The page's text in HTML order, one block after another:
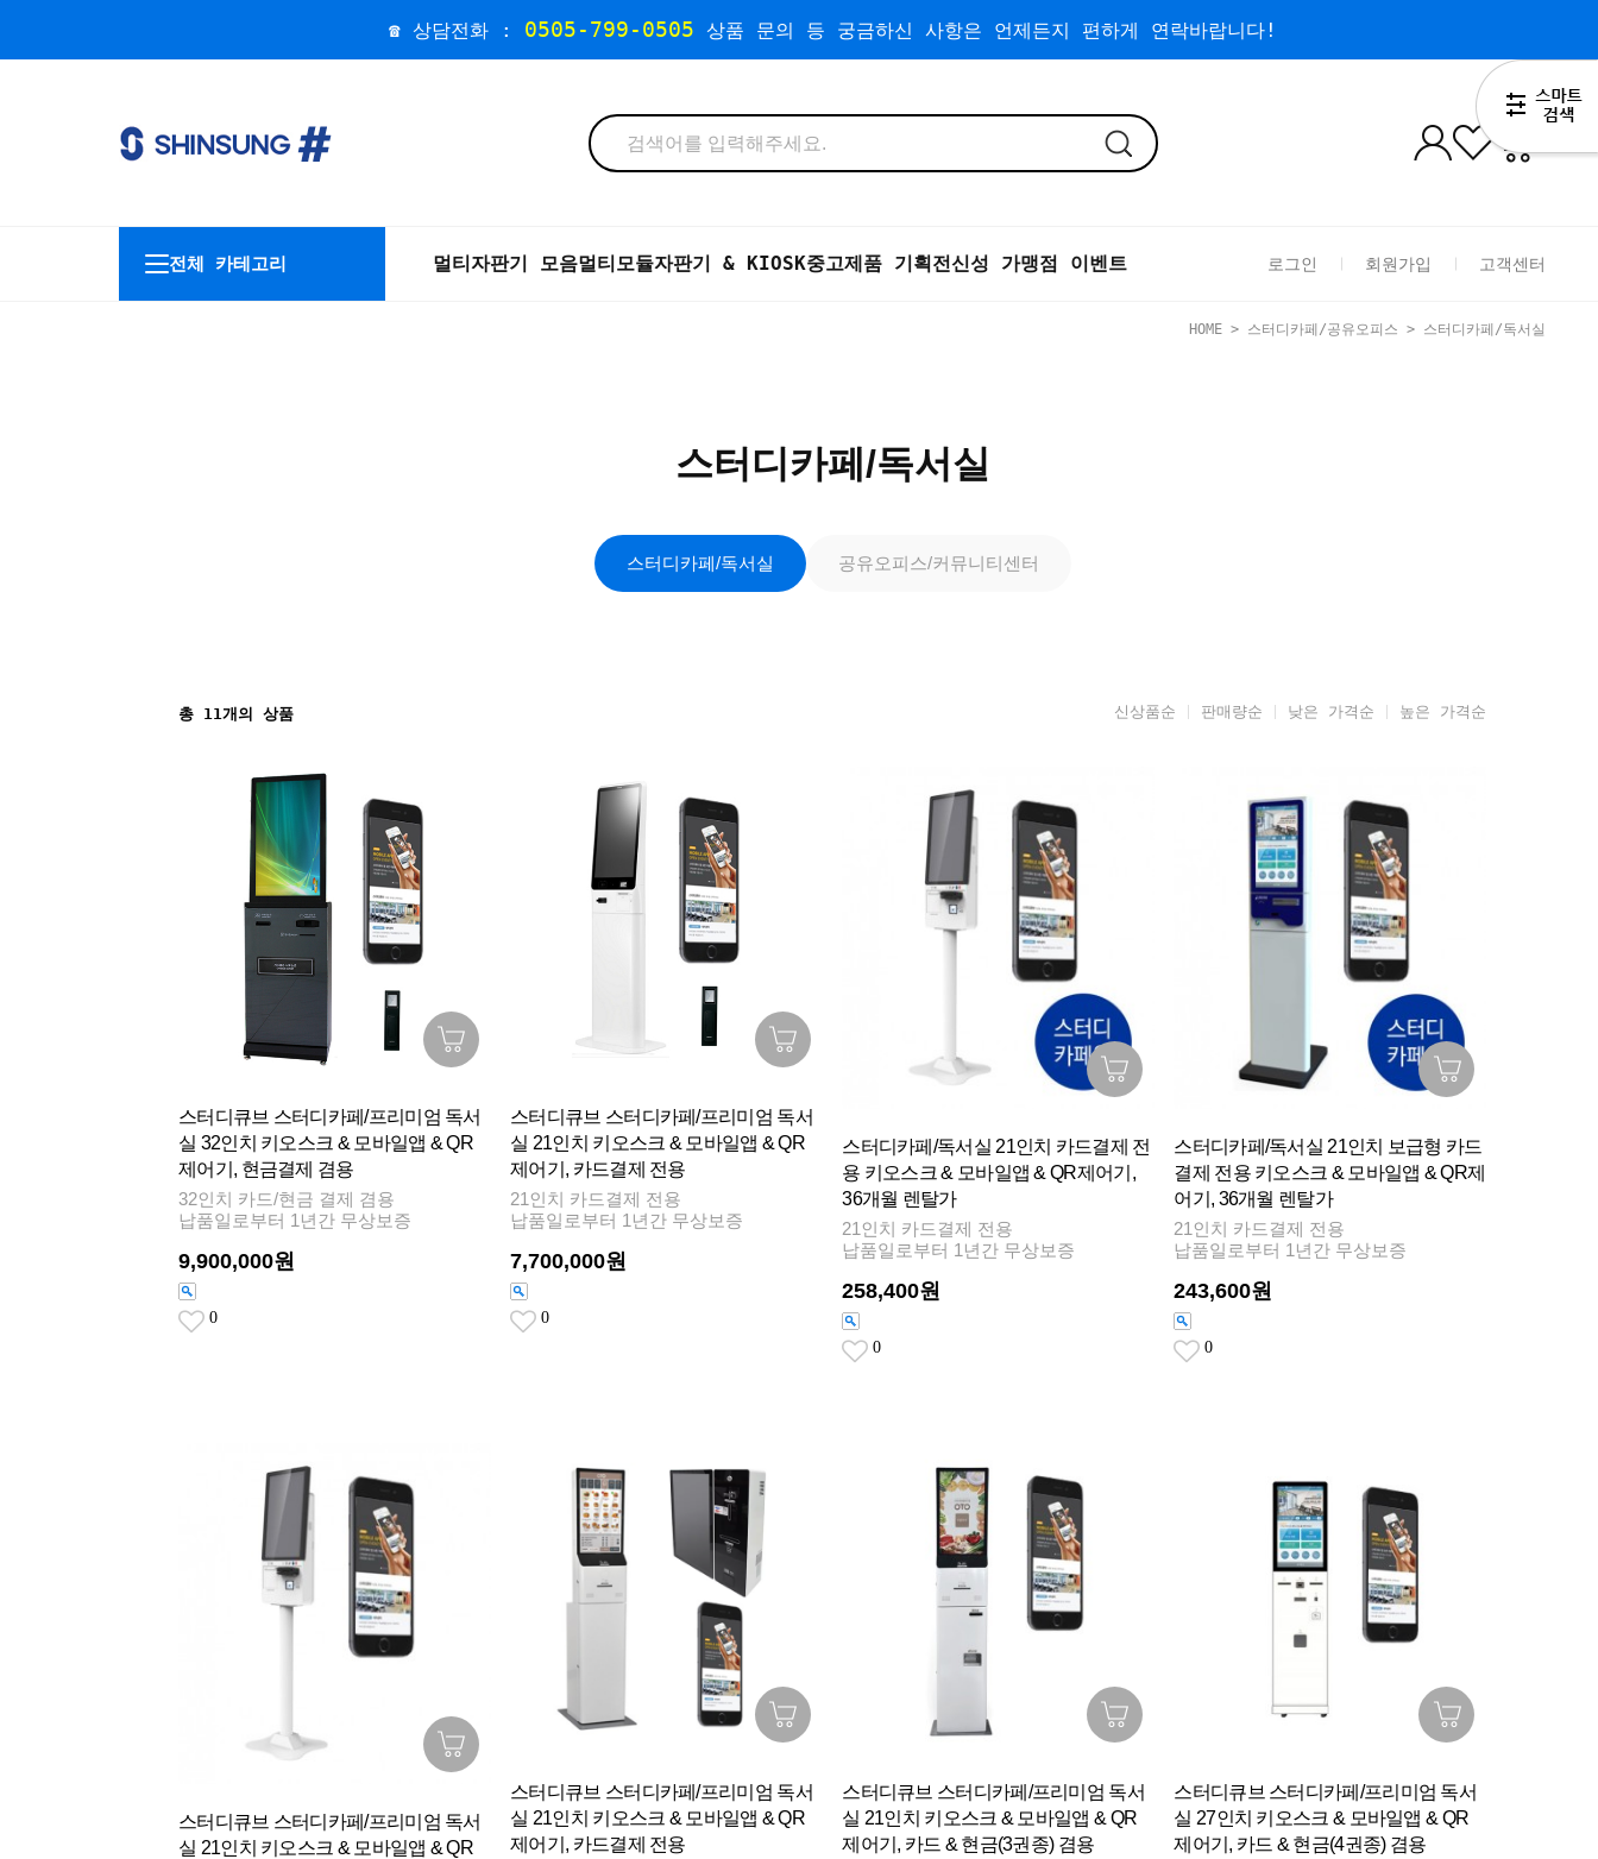
☎ 상담전화 : 0505-799-0505 상품 문의 등 궁금하신 사항은 언제든지 편하게 연락바랍니다!
전체 카테고리 멀티자판기 모음멀티모듈자판기 & KIOSK중고제품 기획전신성 가맹점 이벤트 로그인 회원가입 고객센터
HOME > 스터디카페/공유오피스 > 스터디카페/독서실
스터디카페/독서실
스터디카페/독서실 공유오피스/커뮤니티센터
총 11개의 상품 신상품순 판매량순 낮은 가격순 높은 가격순
스터디큐브 스터디카페/프리미엄 독서
실 32인치 키오스크 & 모바일앱 & QR
제어기, 현금결제 겸용
32인치 카드/현금 결제 겸용
납품일로부터 1년간 무상보증
9,900,000원
0
스터디큐브 스터디카페/프리미엄 독서
실 21인치 키오스크 & 모바일앱 & QR
제어기, 카드결제 전용
21인치 카드결제 전용
납품일로부터 1년간 무상보증
7,700,000원
0
스터디카페/독서실 21인치 카드결제 전
용 키오스크 & 모바일앱 & QR제어기,
36개월 렌탈가
21인치 카드결제 전용
납품일로부터 1년간 무상보증
258,400원
0
스터디카페/독서실 21인치 보급형 카드
결제 전용 키오스크 & 모바일앱 & QR제
어기, 36개월 렌탈가
21인치 카드결제 전용
납품일로부터 1년간 무상보증
243,600원
0
스터디큐브 스터디카페/프리미엄 독서
실 21인치 키오스크 & 모바일앱 & QR
스터디큐브 스터디카페/프리미엄 독서
실 21인치 키오스크 & 모바일앱 & QR
제어기, 카드결제 전용
스터디큐브 스터디카페/프리미엄 독서
실 21인치 키오스크 & 모바일앱 & QR
제어기, 카드 & 현금(3권종) 겸용
스터디큐브 스터디카페/프리미엄 독서
실 27인치 키오스크 & 모바일앱 & QR
제어기, 카드 & 현금(4권종) 겸용